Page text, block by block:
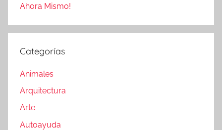
Ahora Mismo!
Categorías
Animales
Arquitectura
Arte
Autoayuda